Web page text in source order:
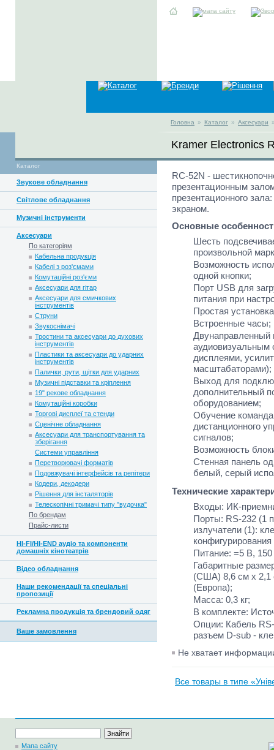
Головна » Каталог » Аксесуари
Kramer Electronics
Каталог
Звукове обладнання
Світлове обладнання
Музичні інструменти
Аксесуари
По категоріям
Кабельна продукція
Кабелі з роз'ємами
Комутаційні роз'єми
Аксесуари для гітар
Аксесуари для смичкових
інструментів
Струни
Звукоснімачі
Тростини та аксесуари до духових
інструментів
Пластики та аксесуари до ударних
інструментів
Палички, рути, щітки для ударних
Музичні підставки та кріплення
19" рекове обладнання
Комутаційні коробки
Торгові дисплеї та стенди
Сценічне обладнання
Аксесуари для транспортування та
зберігання
Системи управління
Перетворювачі форматів
Подовжувачі інтерфейсів та репітери
Кодери, декодери
Рішення для інсталяторів
Телескопічні тримачі типу "вудочка"
По брендам
Прайс-листи
HI-FI/HI-END аудіо та компоненти
домашніх кінотеатрів
Відео обладнання
Наши рекомендації та спеціальні
пропозиції
Рекламна продукція та брендовий одяг
Ваше замовлення
RC-52N -
презентационным
презентационного
экраном.
Основные
Шесть
произвольной
Возможность
одной кнопки;
Порт USB для
питания при
Простая
Встроенные часы;
Двунаправленный
аудиовизуальным
дисплеями,
масштабаторами);
Выход для
дополнительный
оборудованием;
Обучение
дистанционного
сигналов;
Возможность
Стенная панель
белый, серый
Технические
Входы: ИК-
Порты: RS-232 (1
излучатели (1):
Питание: =5 В,
Габаритные
(США) 8,6 см x 2,1
(Европа);
Масса: 0,3 кг;
В комплекте:
Опции: Кабель
разъем D-sub -
Не хватает
Все товары в типе
Мапа сайту